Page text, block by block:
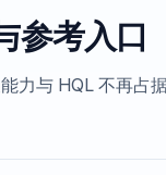
参考入口
力与 HQL 不再占